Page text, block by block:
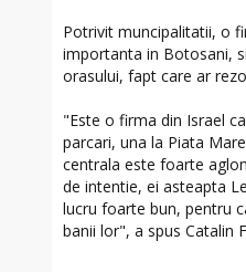
Potrivit muncipalitatii, o
importanta in Botosani,
orasului, fapt care ar
"Este o firma din Israel
parcari, una la Piata
centrala este foarte
de intentie, ei asteapta
lucru foarte bun, pentru
banii lor", a spus Catalin